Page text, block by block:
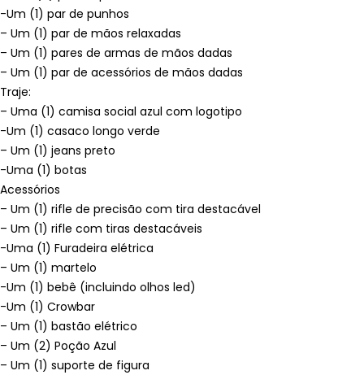
-Um (1) par de punhos
– Um (1) par de mãos relaxadas
– Um (1) pares de armas de mãos dadas
– Um (1) par de acessórios de mãos dadas
Traje:
– Uma (1) camisa social azul com logotipo
-Um (1) casaco longo verde
– Um (1) jeans preto
-Uma (1) botas
Acessórios
– Um (1) rifle de precisão com tira destacável
– Um (1) rifle com tiras destacáveis
-Uma (1) Furadeira elétrica
– Um (1) martelo
-Um (1) bebê (incluindo olhos led)
-Um (1) Crowbar
– Um (1) bastão elétrico
– Um (2) Poção Azul
– Um (1) suporte de figura